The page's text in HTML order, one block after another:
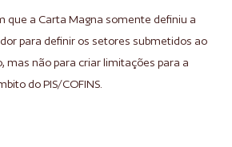
que a Carta Magna somente definiu a
para definir os setores submetidos ao
mas não para criar limitações para a
do PIS/COFINS.